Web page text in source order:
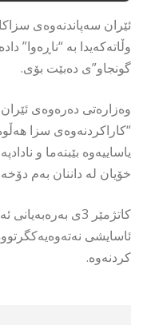
ئێران سەپاندنەوەی
وڵاتەکەیدا بە “ناڕەوا”
گونجاو”ی دەبێت بۆی.
وەزارەتی دەرەوەی ئێران
“کاراکردنەوەی سزا
یاساییەوە بێبنەما و
خۆیان لە داننان بەم
کاتژمێر 3ی
ئاسایشی
کردنەوە.